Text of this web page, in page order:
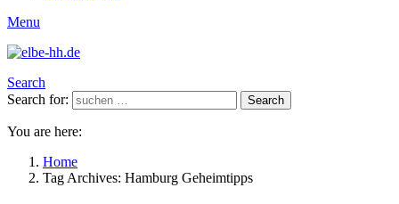
Menu
Search
Search for:
Search
You are here:
Home
Tag Archives: Hamburg Geheimtipps